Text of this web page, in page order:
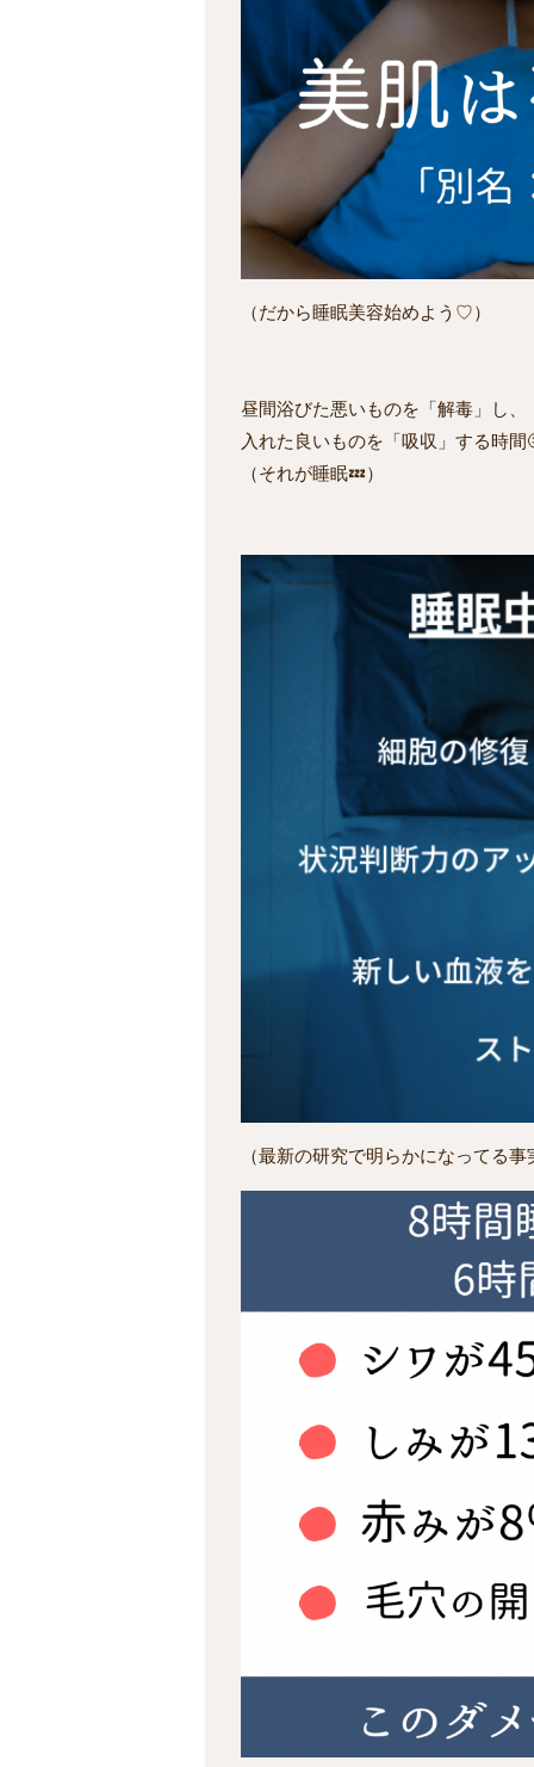
（だから睡眠美容始めよう♡）
昼間浴びた悪いものを「解毒」し、
入れた良いものを「吸収」する時間
（それが睡眠💤）
（最新の研究で明らかになってる事